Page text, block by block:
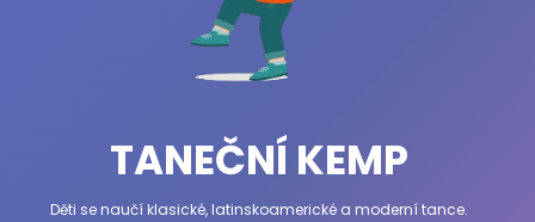
TANEČNÍ KEMP
Děti se naučí klasické, latinskoamerické a moderní tance.